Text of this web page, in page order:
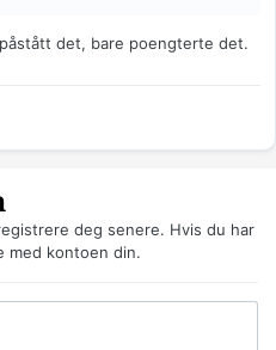
det, bare poengterte det.
deg senere. Hvis du har
med kontoen din.